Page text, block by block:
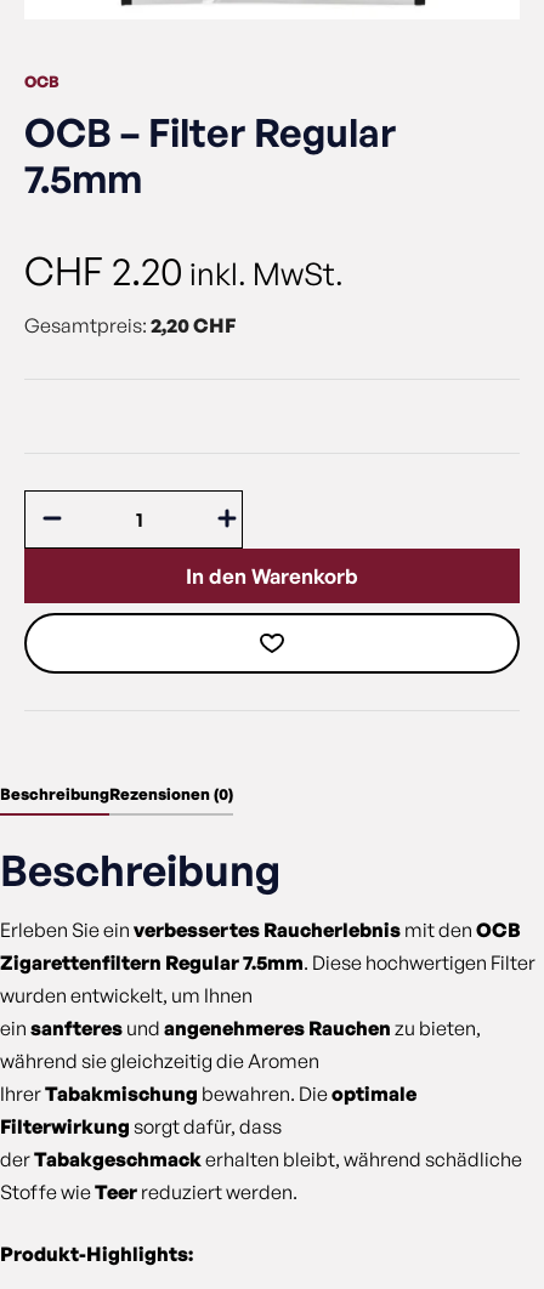
OCB
OCB – Filter Regular
7.5mm
CHF 2.20 inkl. MwSt.
Gesamtpreis: 2,20 CHF
In den Warenkorb
BeschreibungRezensionen (0)
Beschreibung
Erleben Sie ein verbessertes Raucherlebnis mit den OCB
Zigarettenfiltern Regular 7.5mm. Diese hochwertigen Filter
wurden entwickelt, um Ihnen
ein sanfteres und angenehmeres Rauchen zu bieten,
während sie gleichzeitig die Aromen
IhrerTabakmischung bewahren. Dieoptimale
Filterwirkung sorgt dafür, dass
derTabakgeschmackerhalten bleibt, während schädliche
Stoffe wieTeer reduziert werden.
Produkt-Highlights: